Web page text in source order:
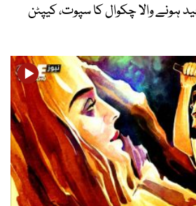
قبل شہید ہونے والا چکوال کا سپوت، کیپٹن